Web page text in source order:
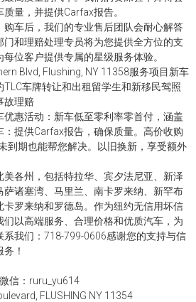
量，并提供Carfax报告。
车后，我们的专业售后团队会耐心解答
和理赔处理专员将为您提供全方位的支
位客户提供专属的星级服务体验。
Blvd, Flushing, NY 11358服务项目新车
车牌转让和出租留学生和新移民驾照
故理赔
惠活动：新车低至零利率零首付，涵盖
提供Carfax报告，确保质量。高价收购
到期也能帮您解决。以旧换新，享受额外
美各州，包括特拉华、宾夕法尼亚、新泽
诸塞湾、马里兰、南卡罗来纳、新罕布
罗来纳和罗德岛。作为纽约无信用坏信
们以高端服务、合理价格和优质汽车，为
我们：718-799-0606感谢您的支持与信
！
信：ruru_yu614
FLUSHING NY 11354